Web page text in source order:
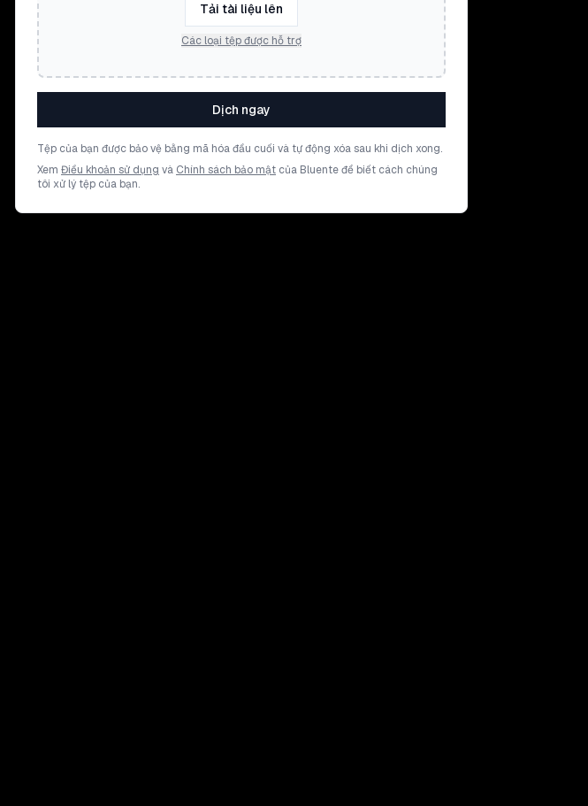
Tải tài liệu lên
Các loại tệp được hỗ trợ
Dịch ngay
Tệp của bạn được bảo vệ bằng mã hóa đầu cuối và tự động xóa sau khi dịch xong.
Xem Điều khoản sử dụng và Chính sách bảo mật của Bluente để biết cách chúng
tôi xử lý tệp của bạn.